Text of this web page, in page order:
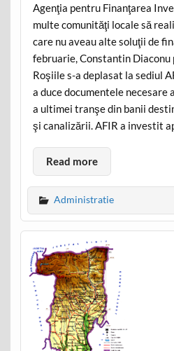
Agenţia pentru Finanţarea
multe comunităţi locale să
care nu aveau alte soluţii de
februarie, Constantin Diaconu
Roşiile s-a deplasat la sediul
a duce documentele necesare
a ultimei tranşe din banii
şi canalizării. AFIR a investit
Read more
Administratie